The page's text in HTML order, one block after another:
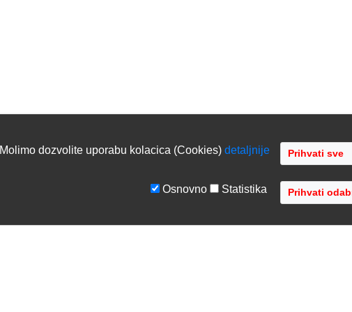
Molimo dozvolite uporabu kolacica (Cookies) detaljnije
Osnovno Statistika